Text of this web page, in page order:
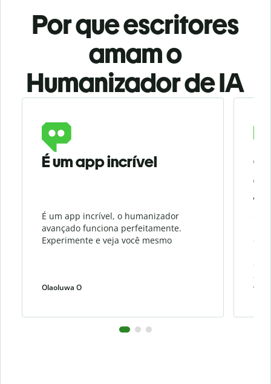
Por que escritores
amam o
Humanizador de IA
Slide 1 of 3
É um app incrível
É um app incrível, o humanizador
avançado funciona perfeitamente.
Experimente e veja você mesmo
Olaoluwa O
O
O